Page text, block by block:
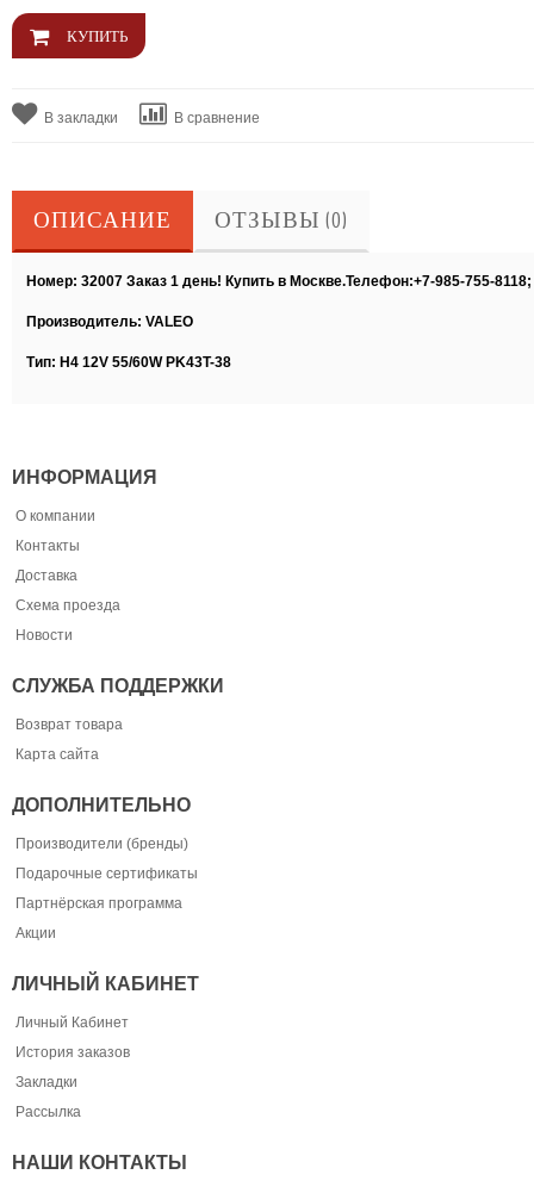
В закладки В сравнение
ОПИСАНИЕ ОТЗЫВЫ (0)
Номер: 32007 Заказ 1 день! Купить в Москве.Телефон:+7-985-755-
Производитель: VALEO
Тип: Н4 12V 55/60W РK43T-38
ИНФОРМАЦИЯ
О компании
Контакты
Доставка
Схема проезда
Новости
СЛУЖБА ПОДДЕРЖКИ
Возврат товара
Карта сайта
ДОПОЛНИТЕЛЬНО
Производители (бренды)
Подарочные сертификаты
Партнёрская программа
Акции
ЛИЧНЫЙ КАБИНЕТ
Личный Кабинет
История заказов
Закладки
Рассылка
НАШИ КОНТАКТЫ